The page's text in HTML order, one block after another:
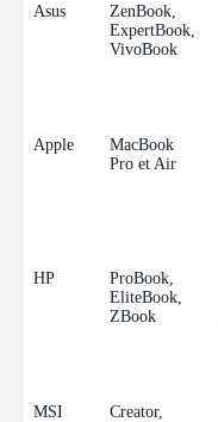
Asus
ZenBook,
ExpertBook,
VivoBook
Apple
MacBook
Pro et Air
HP
ProBook,
EliteBook,
ZBook
MSI
Creator,